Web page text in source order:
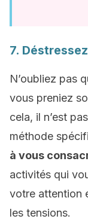
7.
N’oubliez pas
vous preniez
cela, il n’est
méthode
à vous
activités qui
votre attention
les tensions.